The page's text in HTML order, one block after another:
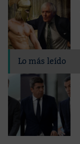
Lo más leído